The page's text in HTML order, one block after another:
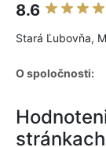
8.6
Stará Ľubovňa,
O spoločnosti:
stránkach